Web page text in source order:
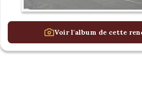
Voir l'album de cette